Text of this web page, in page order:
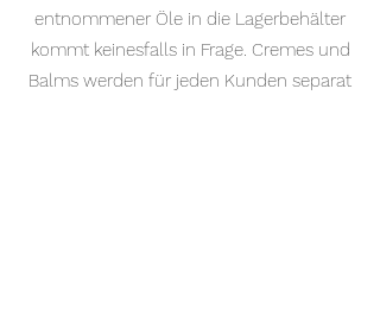
entnommener Öle in die Lagerbehälter
kommt keinesfalls in Frage. Cremes und
Balms werden für jeden Kunden separat